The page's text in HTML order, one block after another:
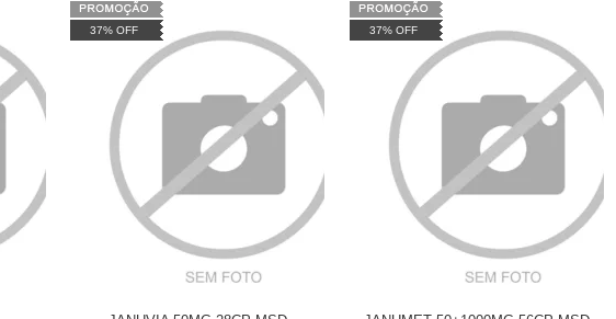
37% OFF 37% OFF